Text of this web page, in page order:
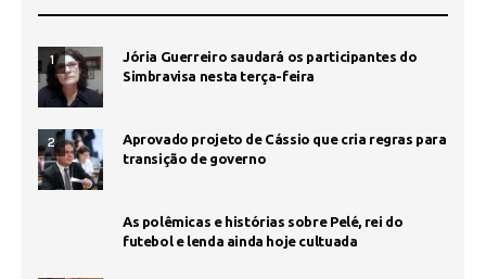
1
Jória Guerreiro saudará os participantes do
Simbravisa nesta terça-feira
2
Aprovado projeto de Cássio que cria regras para
transição de governo
As polêmicas e histórias sobre Pelé, rei do
futebol e lenda ainda hoje cultuada